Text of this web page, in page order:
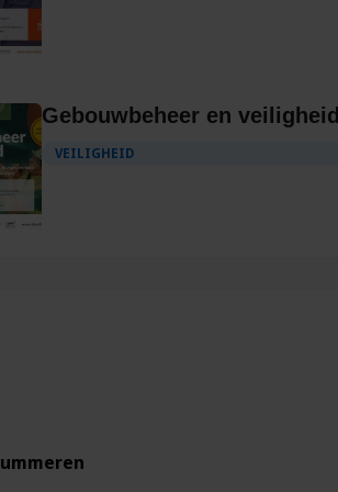
Gebouwbeheer en
VEILIGHEID